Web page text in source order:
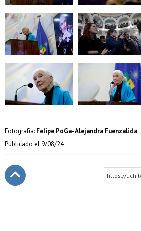
Zoom Zoom
Zoom Zoom
Fotografía: Felipe PoGa- Alejandra Fuenzalida
Publicado el 9/08/24
https://